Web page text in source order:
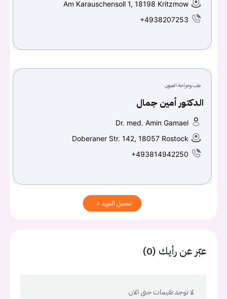
Am Karauschensoll 1, 18198 Kritzmow
+4938207253
طب وجراحة العيون
الدكتور أمين جمال
Dr. med. Amin Gamael
Doberaner Str. 142, 18057 Rostock
+493814942250
تحميل المزيد
عبّر عن رأيك (0)
لا توجد تقيمات حتى الان